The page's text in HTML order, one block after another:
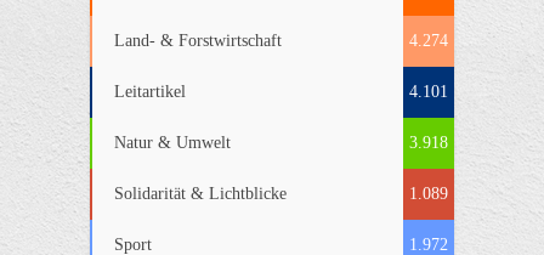
Land- & Forstwirtschaft 4.274
Leitartikel 4.101
Natur & Umwelt 3.918
Solidarität & Lichtblicke 1.089
Sport 1.972